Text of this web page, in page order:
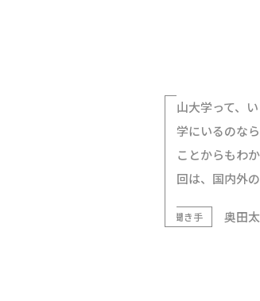
南山大学って、
大学にいるのな
たことからもわ
今回は、国内外
聞き手 奥田